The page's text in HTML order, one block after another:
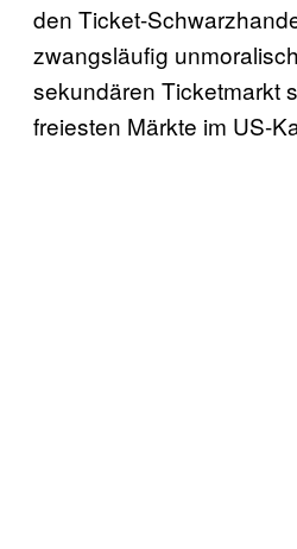
den Ticket-
zwangsläufig
sekundären Ticketmarkt
freiesten Märkte im US-